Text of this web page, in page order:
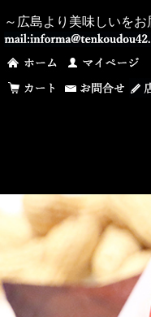
～広島より美味しいを